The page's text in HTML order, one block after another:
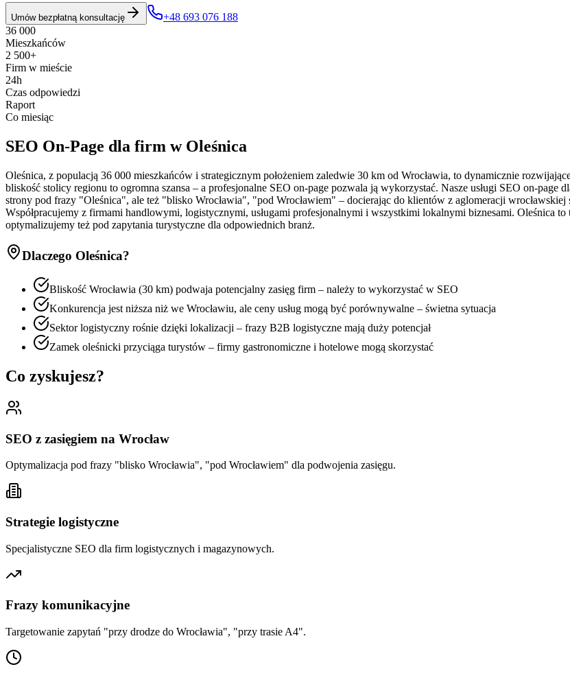
Umów bezpłatną konsultację
+48 693 076 188
36 000
Mieszkańców
2 500+
Firm w mieście
24h
Czas odpowiedzi
Raport
Co miesiąc
SEO On-Page dla firm w Oleśnica
Oleśnica, z populacją 36 000 mieszkańców i strategicznym położeniem zaledwie 30 km od Wrocławia, to dynamicznie
bliskość stolicy regionu to ogromna szansa – a profesjonalne SEO on-page pozwala ją wykorzystać. Nasze usługi SEO on-
strony pod frazy "Oleśnica", ale też "blisko Wrocławia", "pod Wrocławiem" – docierając do klientów z aglomeracji
Współpracujemy z firmami handlowymi, logistycznymi, usługami profesjonalnymi i wszystkimi lokalnymi biznesami. Oleśnica
optymalizujemy też pod zapytania turystyczne dla odpowiednich branż.
Dlaczego Oleśnica?
Bliskość Wrocławia (30 km) podwaja potencjalny zasięg firm – należy to wykorzystać w SEO
Konkurencja jest niższa niż we Wrocławiu, ale ceny usług mogą być porównywalne – świetna sytuacja
Sektor logistyczny rośnie dzięki lokalizacji – frazy B2B logistyczne mają duży potencjał
Zamek oleśnicki przyciąga turystów – firmy gastronomiczne i hotelowe mogą skorzystać
Co zyskujesz?
SEO z zasięgiem na Wrocław
Optymalizacja pod frazy "blisko Wrocławia", "pod Wrocławiem" dla podwojenia zasięgu.
Strategie logistyczne
Specjalistyczne SEO dla firm logistycznych i magazynowych.
Frazy komunikacyjne
Targetowanie zapytań "przy drodze do Wrocławia", "przy trasie A4".